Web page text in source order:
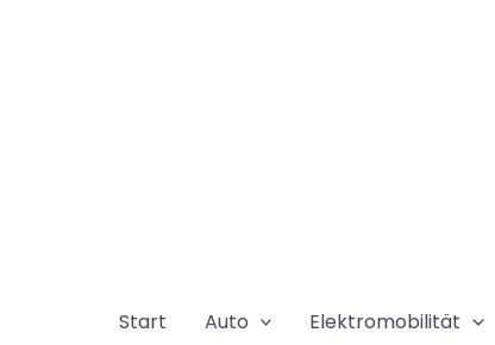
Start Auto Elektromobilität